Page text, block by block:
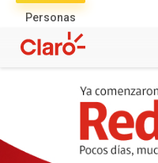
Personas
productos